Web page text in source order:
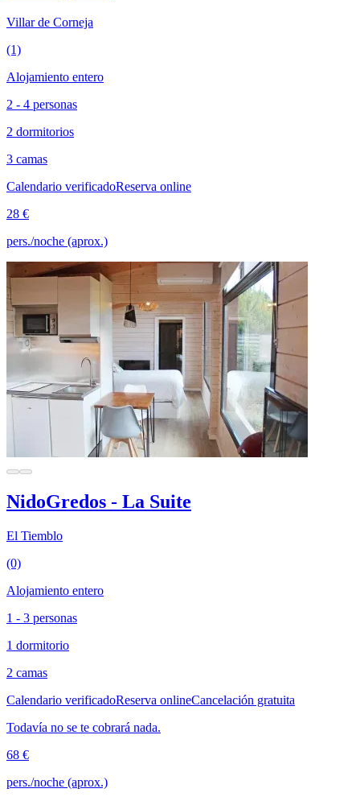
Villar de Corneja
(1)
Alojamiento entero
2 - 4 personas
2 dormitorios
3 camas
Calendario verificadoReserva online
28 €
pers./noche (aprox.)
NidoGredos - La Suite
El Tiemblo
(0)
Alojamiento entero
1 - 3 personas
1 dormitorio
2 camas
Calendario verificadoReserva onlineCancelación gratuita
Todavía no se te cobrará nada.
68 €
pers./noche (aprox.)